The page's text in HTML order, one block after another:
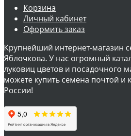
Корзина
Личный кабинет
Оформить заказ
Крупнейший интернет-магазин
Яблочкова. У нас огромный
луковиц цветов и посадочного
можете купить семена почтой и
России!